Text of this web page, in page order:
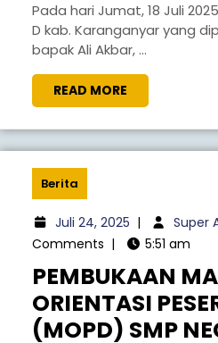
Pada hari Jumat, 18 Juli 2025 anggota DPRD Komisi
D kab. Karanganyar yang
bapak Ali Akbar, ...
READ MORE
Berita
Juli 24, 2025 | Super
Comments | 5:51 am
PEMBUKAAN
ORIENTASI
(MOPD) SMP